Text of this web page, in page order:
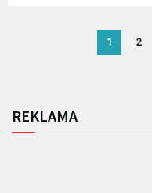
1 2
REKLAMA